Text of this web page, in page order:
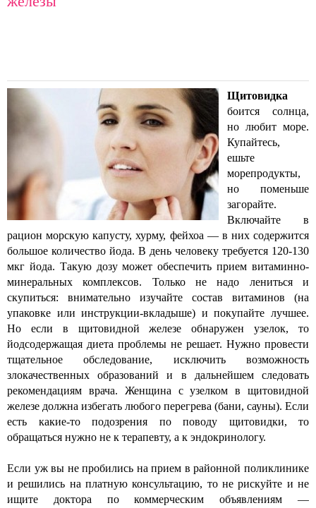
Щитовидка
боится солнца,
но любит море.
Купайтесь,
ешьте
морепродукты,
но поменьше
загорайте.
Включайте в
рацион морскую капусту, хурму, фейхоа — в них содержится
большое количество йода. В день человеку требуется 120-130
мкг йода. Такую дозу может обеспечить прием витаминно-
минеральных комплексов. Только не надо лениться и
скупиться: внимательно изучайте состав витаминов (на
упаковке или инструкции-вкладыше) и покупайте лучшее.
Но если в щитовидной железе обнаружен узелок, то
йодсодержащая диета проблемы не решает. Нужно провести
тщательное обследование, исключить возможность
злокачественных образований и в дальнейшем следовать
рекомендациям врача. Женщина с узелком в щитовидной
железе должна избегать любого перегрева (бани, сауны). Если
есть какие-то подозрения по поводу щитовидки, то
обращаться нужно не к терапевту, а к эндокринологу.
Если уж вы не пробились на прием в районной поликлинике
и решились на платную консультацию, то не рискуйте и не
ищите доктора по коммерческим объявлениям —